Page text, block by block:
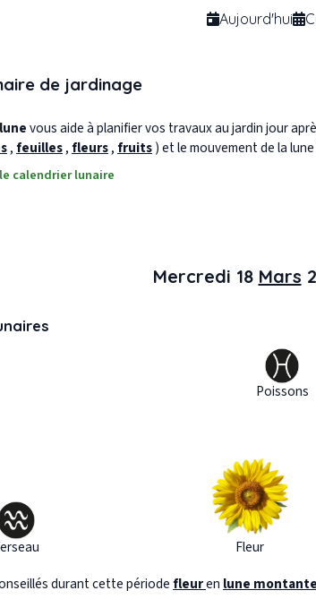
Aujourd'hui
de jardinage
vous aide à planifier vos travaux au jardin jour
, feuilles, fleurs, fruits) et le mouvement de la
calendrier lunaire
Mercredi 18 Mars
Poissons
Fleur
durant cette période fleuren lune montante